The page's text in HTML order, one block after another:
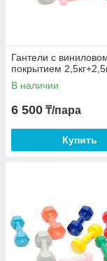
Гантели с
покрытием
В наличии
6 500 ₸/пара
Купить